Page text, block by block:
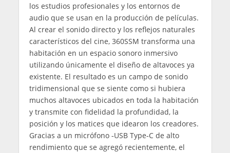
los estudios profesionales y los entornos de
audio que se usan en la producción de películas.
Al crear el sonido directo y los reflejos naturales
característicos del cine, 360SSM transforma una
habitación en un espacio sonoro inmersivo
utilizando únicamente el diseño de altavoces ya
existente. El resultado es un campo de sonido
tridimensional que se siente como si hubiera
muchos altavoces ubicados en toda la habitación
y transmite con fidelidad la profundidad, la
posición y los matices que idearon los creadores.
Gracias a un micrófono ‑USB Type‑C de alto
rendimiento que se agregó recientemente, el